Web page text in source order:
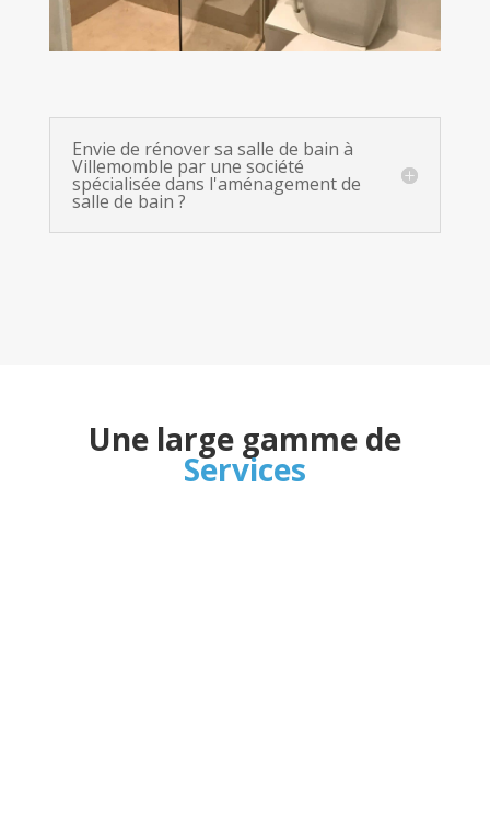
Envie de rénover sa salle de bain à
Villemomble par une société
spécialisée dans l'aménagement de
salle de bain ?
Une large gamme de
Services